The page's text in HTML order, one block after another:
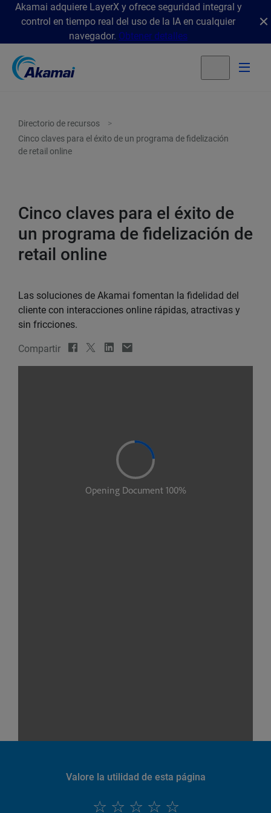
Akamai adquiere LayerX y ofrece seguridad integral y
control en tiempo real del uso de la IA en cualquier
navegador. Obtener detalles
Directorio de recursos
Cinco claves para el éxito de un programa de fidelización
de retail online
Cinco claves para el éxito de
un programa de fidelización de
retail online
Las soluciones de Akamai fomentan la fidelidad del
cliente con interacciones online rápidas, atractivas y
sin fricciones.
Compartir
Valore la utilidad de esta página